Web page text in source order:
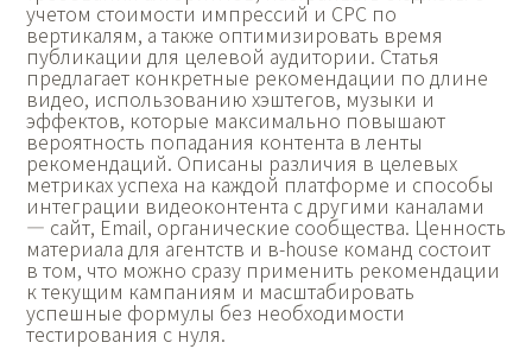
учетом стоимости импрессий и CPC по
вертикалям, а также оптимизировать время
публикации для целевой аудитории. Статья
предлагает конкретные рекомендации по длине
видео, использованию хэштегов, музыки и
эффектов, которые максимально повышают
вероятность попадания контента в ленты
рекомендаций. Описаны различия в целевых
метриках успеха на каждой платформе и способы
интеграции видеоконтента с другими каналами
— сайт, Email, органические сообщества. Ценность
материала для агентств и в-house команд состоит
в том, что можно сразу применить рекомендации
к текущим кампаниям и масштабировать
успешные формулы без необходимости
тестирования с нуля.